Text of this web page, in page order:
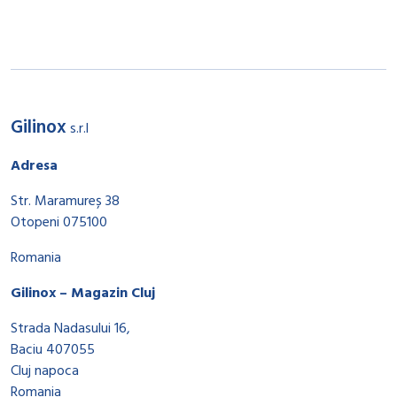
Gilinoxs.r.l
Adresa
Str. Maramureș 38
Otopeni 075100
Romania
Gilinox – Magazin Cluj
Strada Nadasului 16,
Baciu 407055
Cluj napoca
Romania